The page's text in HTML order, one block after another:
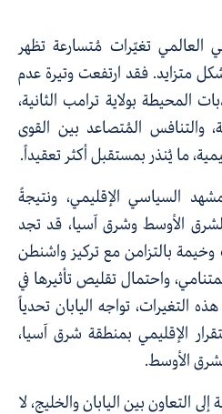
تغيّرات مُتسارعة تظهر
متزايد. فقد ارتفعت وتيرة عدم
المحيطة بولاية ترامب الثانية،
والتنافس المُتصاعد بين القوى
ما يُنذر بمستقبل أكثر تعقيداً.
السياسي الإقليمي، ونتيجةً
الأوسط وشرق آسيا، قد تجد
بالتزامن مع تركيز واشنطن
واحتمال تقليص تأثيرها في
التغيرات، تواجه اليابان تحدياً
الإقليمي بمنطقة شرق آسيا،
الأوسط.
التعاون بين اليابان والخليج، لا